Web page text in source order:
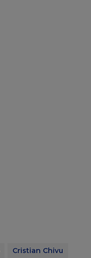
Cristian Chivu